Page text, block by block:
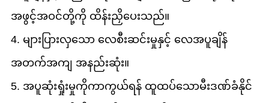
အဖွင့်အဝင်တို့ကို ထိန်းညှိပေးသည်။
4. များပြားလှသော လေစီးဆင်းမှုနှင့် လေအပူချိန်
အတက်အကျ အနည်းဆုံး။
5. အပူဆုံးရှုံးမှုကိုကာကွယ်ရန် ထူထပ်သောမီးဒဏ်ခံနိုင်